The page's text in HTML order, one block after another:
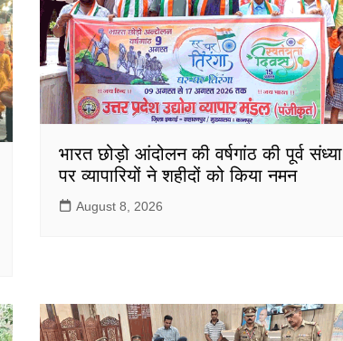
भारत छोड़ो आंदोलन की वर्षगांठ की पूर्व संध्या
पर व्यापारियों ने शहीदों को किया नमन
August 8, 2026